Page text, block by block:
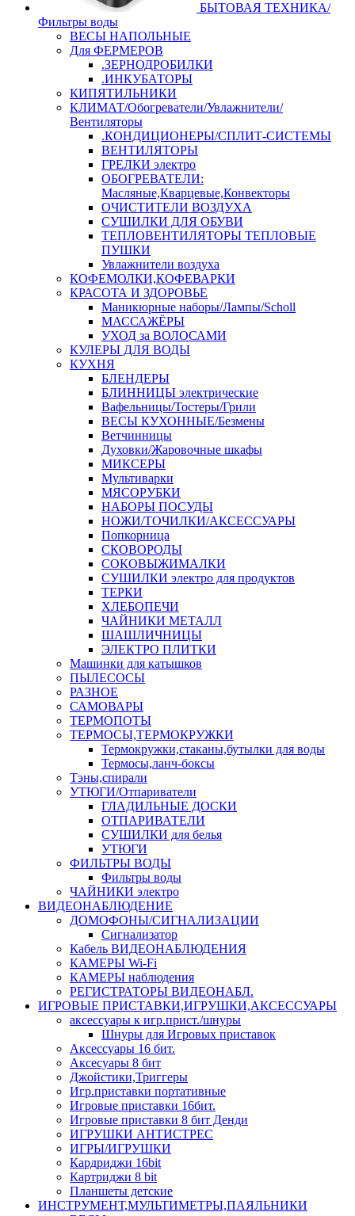
БЫТОВАЯ ТЕХНИКА/
Фильтры воды
ВЕСЫ НАПОЛЬНЫЕ
Для ФЕРМЕРОВ
.ЗЕРНОДРОБИЛКИ
.ИНКУБАТОРЫ
КИПЯТИЛЬНИКИ
КЛИМАТ/Обогреватели/Увлажнители/
Вентиляторы
.КОНДИЦИОНЕРЫ/СПЛИТ-СИСТЕМЫ
ВЕНТИЛЯТОРЫ
ГРЕЛКИ электро
ОБОГРЕВАТЕЛИ:
Масляные,Кварцевые,Конвекторы
ОЧИСТИТЕЛИ ВОЗДУХА
СУШИЛКИ ДЛЯ ОБУВИ
ТЕПЛОВЕНТИЛЯТОРЫ ТЕПЛОВЫЕ
ПУШКИ
Увлажнители воздуха
КОФЕМОЛКИ,КОФЕВАРКИ
КРАСОТА И ЗДОРОВЬЕ
Маникюрные наборы/Лампы/Scholl
МАССАЖЁРЫ
УХОД за ВОЛОСАМИ
КУЛЕРЫ ДЛЯ ВОДЫ
КУХНЯ
БЛЕНДЕРЫ
БЛИННИЦЫ электрические
Вафельницы/Тостеры/Грили
ВЕСЫ КУХОННЫЕ/Безмены
Ветчинницы
Духовки/Жаровочные шкафы
МИКСЕРЫ
Мультиварки
МЯСОРУБКИ
НАБОРЫ ПОСУДЫ
НОЖИ/ТОЧИЛКИ/АКСЕССУАРЫ
Попкорница
СКОВОРОДЫ
СОКОВЫЖИМАЛКИ
СУШИЛКИ электро для продуктов
ТЕРКИ
ХЛЕБОПЕЧИ
ЧАЙНИКИ МЕТАЛЛ
ШАШЛИЧНИЦЫ
ЭЛЕКТРО ПЛИТКИ
Машинки для катышков
ПЫЛЕСОСЫ
РАЗНОЕ
САМОВАРЫ
ТЕРМОПОТЫ
ТЕРМОСЫ,ТЕРМОКРУЖКИ
Термокружки,стаканы,бутылки для воды
Термосы,ланч-боксы
Тэны,спирали
УТЮГИ/Отпариватели
ГЛАДИЛЬНЫЕ ДОСКИ
ОТПАРИВАТЕЛИ
СУШИЛКИ для белья
УТЮГИ
ФИЛЬТРЫ ВОДЫ
Фильтры воды
ЧАЙНИКИ электро
ВИДЕОНАБЛЮДЕНИЕ
ДОМОФОНЫ/СИГНАЛИЗАЦИИ
Сигнализатор
Кабель ВИДЕОНАБЛЮДЕНИЯ
КАМЕРЫ Wi-Fi
КАМЕРЫ наблюдения
РЕГИСТРАТОРЫ ВИДЕОНАБЛ.
ИГРОВЫЕ ПРИСТАВКИ,ИГРУШКИ,АКСЕССУАРЫ
аксесcуары к игр.прист./шнуры
Шнуры для Игровых приставок
Аксессуары 16 бит.
Аксесуары 8 бит
Джойстики,Триггеры
Игр.приставки портативные
Игровые приставки 16бит.
Игровые приставки 8 бит Денди
ИГРУШКИ АНТИСТРЕС
ИГРЫ/ИГРУШКИ
Кардриджи 16bit
Картриджи 8 bit
Планшеты детские
ИНСТРУМЕНТ,МУЛЬТИМЕТРЫ,ПАЯЛЬНИКИ